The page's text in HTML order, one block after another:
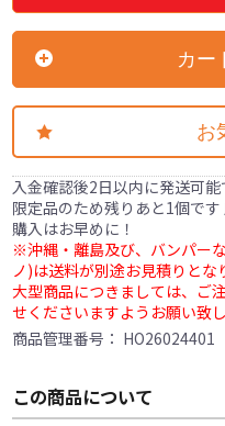
カー
お
入金確認後2日以内に発送可能
限定品のため残りあと1個で
購入はお早めに！
※沖縄・離島及び、バンパー
ノ)は送料が別途お見積りとな
大型商品につきましては、ご
せくださいますようお願い致し
商品管理番号： HO26024401
この商品について